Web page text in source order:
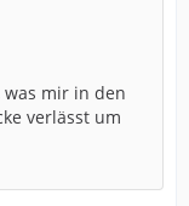
was mir in den
verlässt um